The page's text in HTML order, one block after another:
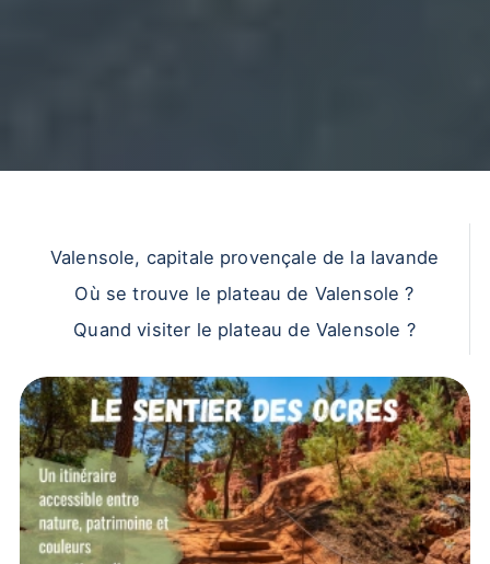
Valensole, capitale provençale de la lavande
Où se trouve le plateau de Valensole ?
Quand visiter le plateau de Valensole ?